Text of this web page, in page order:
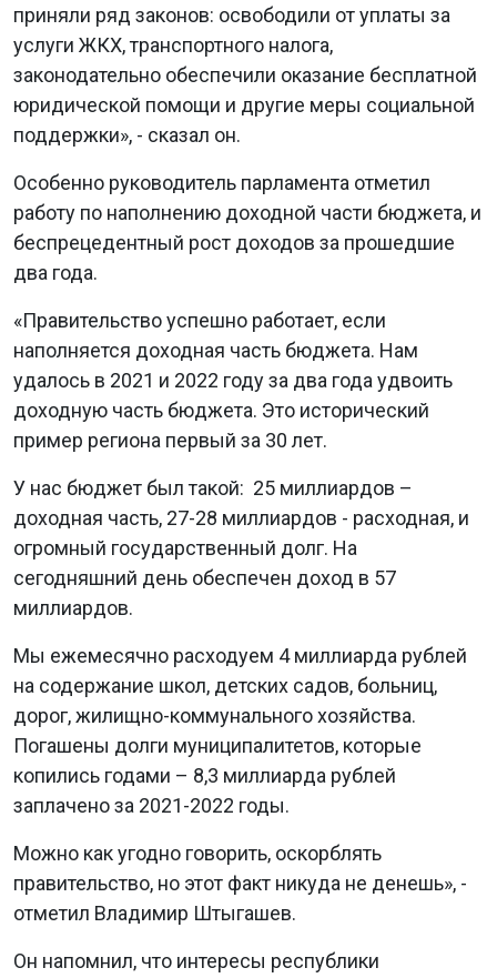
приняли ряд законов: освободили от уплаты за
услуги ЖКХ, транспортного налога,
законодательно обеспечили оказание бесплатной
юридической помощи и другие меры социальной
поддержки», - сказал он.
Особенно руководитель парламента отметил
работу по наполнению доходной части бюджета, и
беспрецедентный рост доходов за прошедшие
два года.
«Правительство успешно работает, если
наполняется доходная часть бюджета. Нам
удалось в 2021 и 2022 году за два года удвоить
доходную часть бюджета. Это исторический
пример региона первый за 30 лет.
У нас бюджет был такой: 25 миллиардов –
доходная часть, 27-28 миллиардов - расходная, и
огромный государственный долг. На
сегодняшний день обеспечен доход в 57
миллиардов.
Мы ежемесячно расходуем 4 миллиарда рублей
на содержание школ, детских садов, больниц,
дорог, жилищно-коммунального хозяйства.
Погашены долги муниципалитетов, которые
копились годами – 8,3 миллиарда рублей
заплачено за 2021-2022 годы.
Можно как угодно говорить, оскорблять
правительство, но этот факт никуда не денешь», -
отметил Владимир Штыгашев.
Он напомнил, что интересы республики